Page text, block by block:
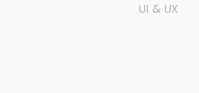
UI & UX